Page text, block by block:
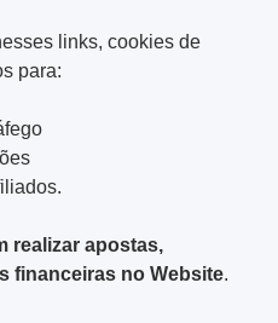
links, cookies de
para:
realizar apostas,
financeiras no Website.